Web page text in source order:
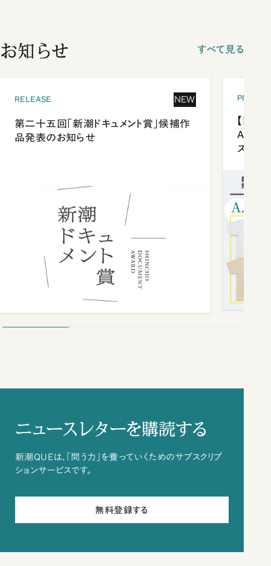
お知らせ すべて見る
RELEASE NEW
第二十五回「新潮ドキュメント賞」候補作
品発表のお知らせ
【「新
ズプレ
ニュースレターを購読する
新潮QUEは、「問う力」を養っていくためのサブスクリプ
ションサービスです。
無料登録する